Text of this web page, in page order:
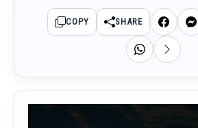
COPY SHARE